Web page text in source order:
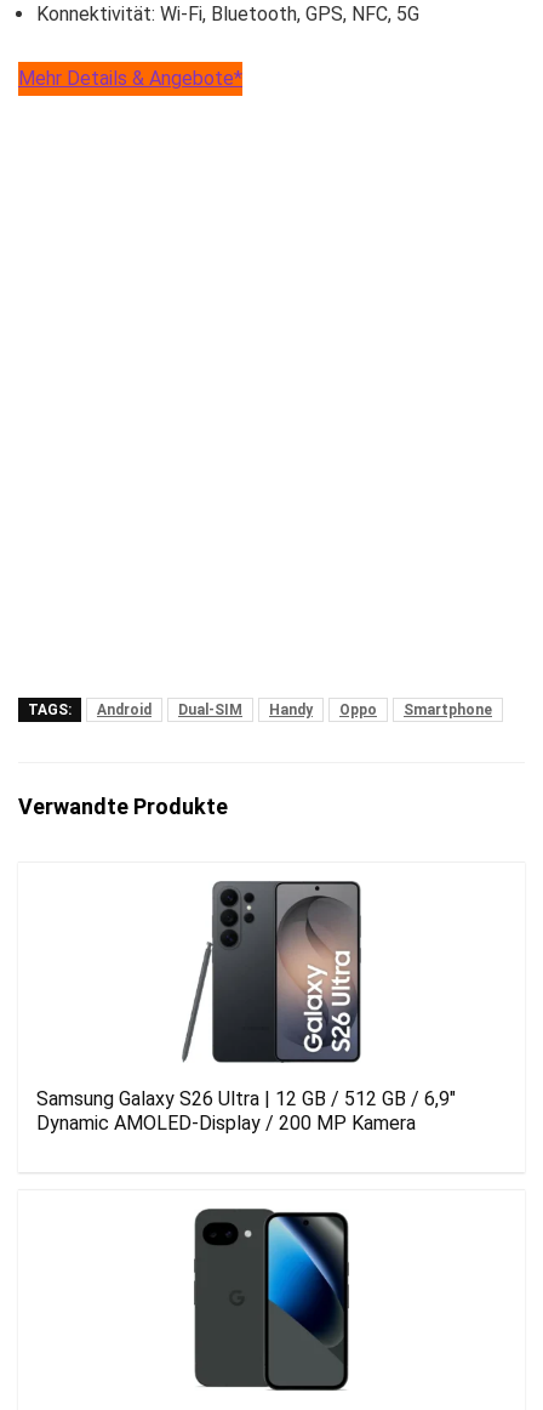
Konnektivität: Wi-Fi, Bluetooth, GPS, NFC, 5G
Mehr Details & Angebote*
TAGS: Android Dual-SIM Handy Oppo Smartphone
Verwandte Produkte
Samsung Galaxy S26 Ultra | 12 GB / 512 GB / 6,9″
Dynamic AMOLED-Display / 200 MP Kamera